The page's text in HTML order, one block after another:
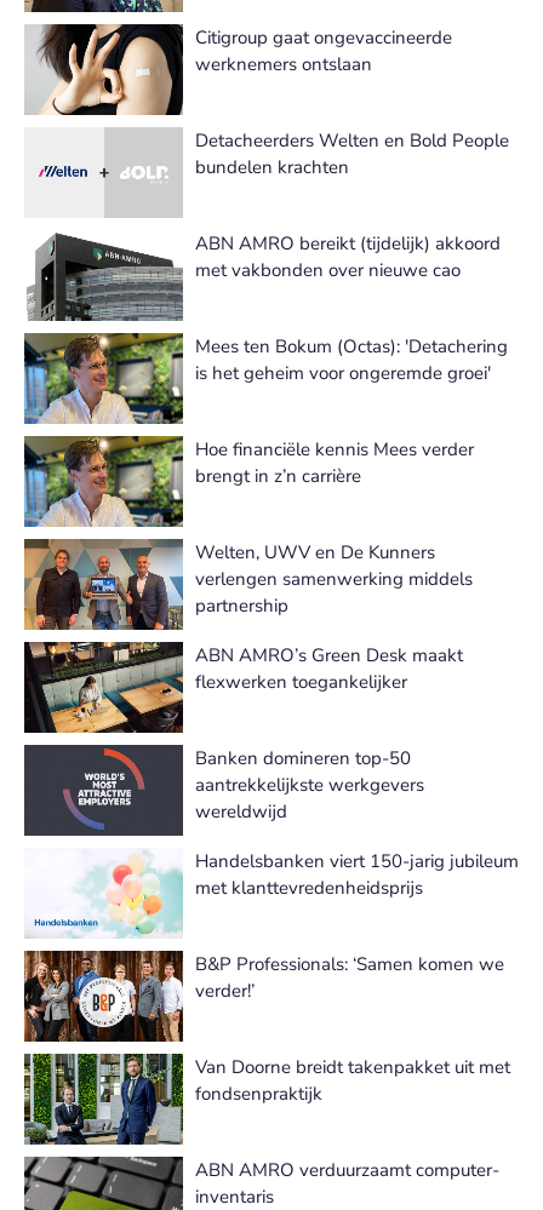
Citigroup gaat ongevaccineerde
werknemers ontslaan
Detacheerders Welten en Bold People
bundelen krachten
ABN AMRO bereikt (tijdelijk) akkoord
met vakbonden over nieuwe cao
Mees ten Bokum (Octas): 'Detachering
is het geheim voor ongeremde groei'
Hoe financiële kennis Mees verder
brengt in z’n carrière
Welten, UWV en De Kunners
verlengen samenwerking middels
partnership
ABN AMRO’s Green Desk maakt
flexwerken toegankelijker
Banken domineren top-50
aantrekkelijkste werkgevers
wereldwijd
Handelsbanken viert 150-jarig jubileum
met klanttevredenheidsprijs
B&P Professionals: ‘Samen komen we
verder!’
Van Doorne breidt takenpakket uit met
fondsenpraktijk
ABN AMRO verduurzaamt computer-
inventaris